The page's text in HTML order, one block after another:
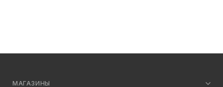
МАГАЗИНЫ